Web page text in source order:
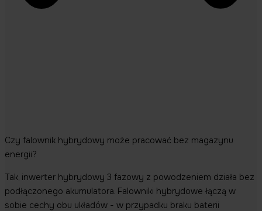
Czy falownik hybrydowy może pracować bez magazynu
energii?
Tak, inwerter hybrydowy 3 fazowy z powodzeniem działa bez
podłączonego akumulatora. Falowniki hybrydowe łączą w
sobie cechy obu układów - w przypadku braku baterii